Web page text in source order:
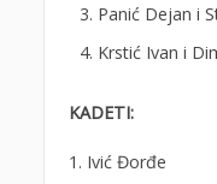
Panić Dejan i
Krstić Ivan i
KADETI:
1. Ivić Đorđe